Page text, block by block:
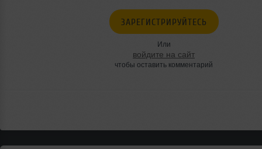
ЗАРЕГИСТРИРУЙТЕСЬ
Или
войдите на сайт
чтобы оставить комментарий